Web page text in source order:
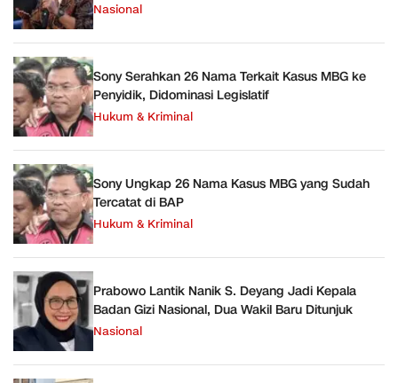
Nasional
Sony Serahkan 26 Nama Terkait Kasus MBG ke
Penyidik, Didominasi Legislatif
Hukum & Kriminal
Sony Ungkap 26 Nama Kasus MBG yang Sudah
Tercatat di BAP
Hukum & Kriminal
Prabowo Lantik Nanik S. Deyang Jadi Kepala
Badan Gizi Nasional, Dua Wakil Baru Ditunjuk
Nasional